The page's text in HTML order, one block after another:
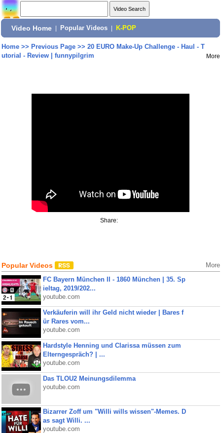
Video Home Popular Videos K-POP
Home>> Previous Page>> 20 EURO Make-Up Challenge - Haul - T
utorial - Review | funnypilgrim
More
Share:
Popular Videos More
FC Bayern München II - 1860 München | 35. Sp
ieltag, 2019/202...
youtube.com
Verkäuferin will ihr Geld nicht wieder | Bares f
ür Rares vom...
youtube.com
Hardstyle Henning und Clarissa müssen zum
Elterngespräch? | ...
youtube.com
Das TLOU2 Meinungsdilemma
youtube.com
Bizarrer Zoff um "Willi wills wissen"-Memes. D
as sagt Willi. ...
youtube.com